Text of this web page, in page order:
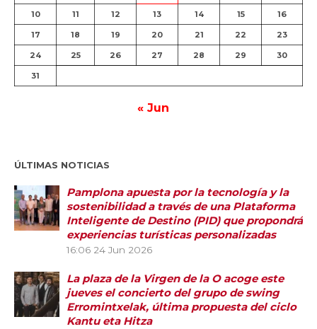
10 11 12 13 14 15 16
17 18 19 20 21 22 23
24 25 26 27 28 29 30
31
« Jun
ÚLTIMAS NOTICIAS
Pamplona apuesta por la tecnología y la
sostenibilidad a través de una Plataforma
Inteligente de Destino (PID) que propondrá
experiencias turísticas personalizadas
16:06 24 Jun 2026
La plaza de la Virgen de la O acoge este
jueves el concierto del grupo de swing
Erromintxelak, última propuesta del ciclo
Kantu eta Hitza